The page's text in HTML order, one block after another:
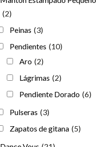
(2)
Peinas (3)
Pendientes (10)
Aro (2)
Lágrimas (2)
Pendiente Dorado (6)
Pulseras (3)
Zapatos de gitana (5)